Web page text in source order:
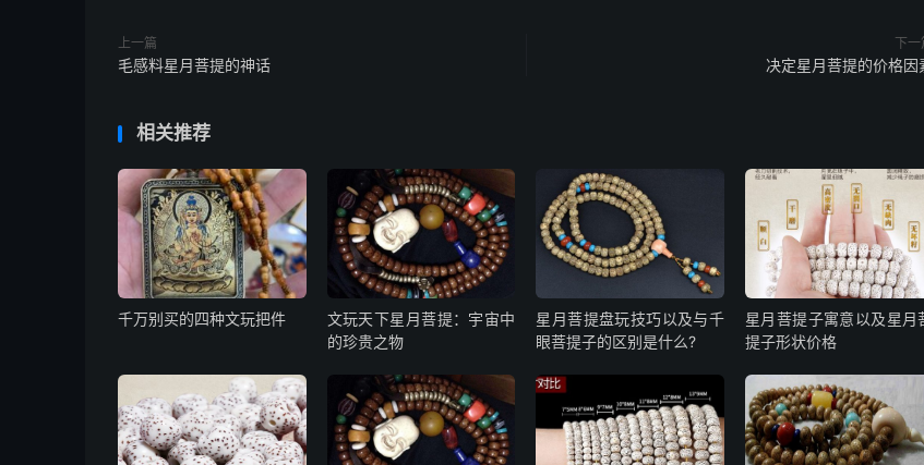
上一篇
毛感料星月菩提的神话
下一
决定星月菩提的价格因
相关推荐
千万别买的四种文玩把件
文玩天下星月菩提：宇宙中
的珍贵之物
星月菩提盘玩技巧以及与千
眼菩提子的区别是什么?
星月菩提子寓意以及星月
提子形状价格